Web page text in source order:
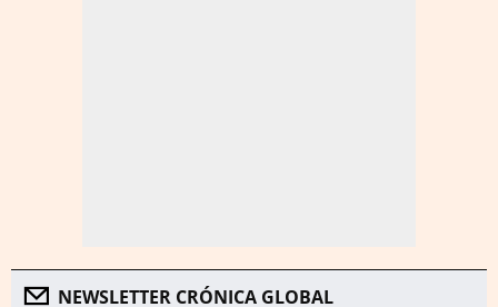
NEWSLETTER CRÓNICA GLOBAL